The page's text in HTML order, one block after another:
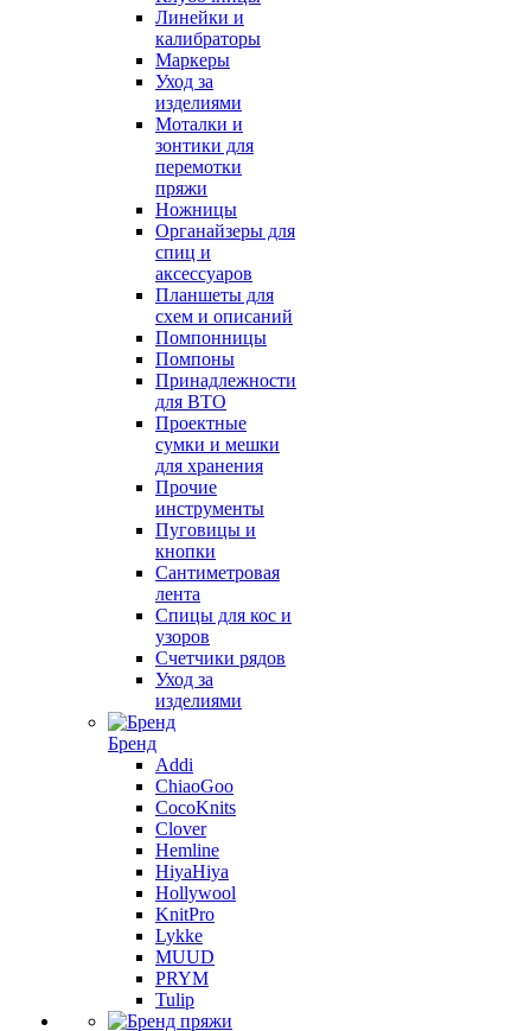
Линейки и
калибраторы
Маркеры
Уход за
изделиями
Моталки и
зонтики для
перемотки
пряжи
Ножницы
Органайзеры для
спиц и
аксессуаров
Планшеты для
схем и описаний
Помпонницы
Помпоны
Принадлежности
для ВТО
Проектные
сумки и мешки
для хранения
Прочие
инструменты
Пуговицы и
кнопки
Сантиметровая
лента
Спицы для кос и
узоров
Счетчики рядов
Уход за
изделиями
Бренд
Addi
ChiaoGoo
CocoKnits
Clover
Hemline
HiyaHiya
Hollywool
KnitPro
Lykke
MUUD
PRYM
Tulip